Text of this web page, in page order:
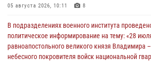
05 августа 2026, 10:11 8
В подразделениях военного института
политическое информирование на тему: «28
равноапостольного великого князя Владимира
небесного покровителя войск национальной